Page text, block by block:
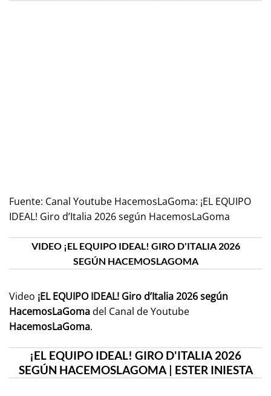
Fuente: Canal Youtube HacemosLaGoma: ¡EL EQUIPO
IDEAL! Giro d’Italia 2026 según HacemosLaGoma
VIDEO ¡EL EQUIPO IDEAL! GIRO D'ITALIA 2026
SEGÚN HACEMOSLAGOMA
Video ¡EL EQUIPO IDEAL! Giro d’Italia 2026 según
HacemosLaGomadel Canal de Youtube
HacemosLaGoma.
¡EL EQUIPO IDEAL! GIRO D'ITALIA 2026
SEGÚN HACEMOSLAGOMA | ESTER INIESTA